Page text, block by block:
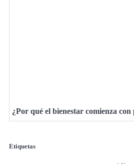
¿Por qué el bienestar comienza con
Etiquetas